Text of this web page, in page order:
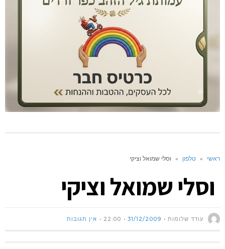
ראשי » טלפון » וסלי שמואל וציקי
וסלי שמואל וציקי
עודד שלומות 31/12/2009
22:00 אין תגובות